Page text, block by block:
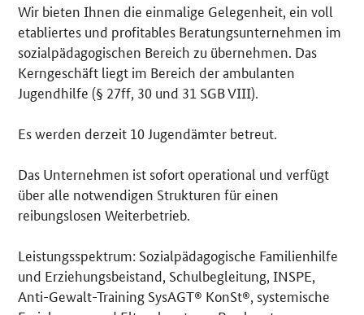
Details
Wir bieten Ihnen die einmalige Gelegenheit, ein voll
etabliertes und profitables Beratungsunternehmen im
sozialpädagogischen Bereich zu übernehmen. Das
Kerngeschäft liegt im Bereich der ambulanten
Jugendhilfe (§ 27ff, 30 und 31 SGB VIII).
Es werden derzeit 10 Jugendämter betreut.
Das Unternehmen ist sofort operational und verfügt
über alle notwendigen Strukturen für einen
reibungslosen Weiterbetrieb.
Leistungsspektrum: Sozialpädagogische Familienhilfe
und Erziehungsbeistand, Schulbegleitung, INSPE,
Anti-Gewalt-Training SysAGT® KonSt®, systemische